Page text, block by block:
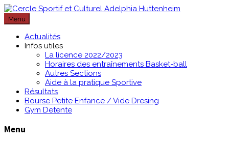
Passer
au
contenu
Menu
Actualités
Infos utiles
La licence 2022/2023
Horaires des entraînements Basket-ball
Autres Sections
Aide à la pratique Sportive
Résultats
Bourse Petite Enfance / Vide Dresing
Gym Detente
Menu